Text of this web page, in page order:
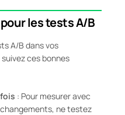
les tests A/B
A/B dans vos
ces bonnes
: Pour mesurer avec
ne testez